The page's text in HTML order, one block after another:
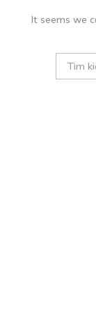
It seems we